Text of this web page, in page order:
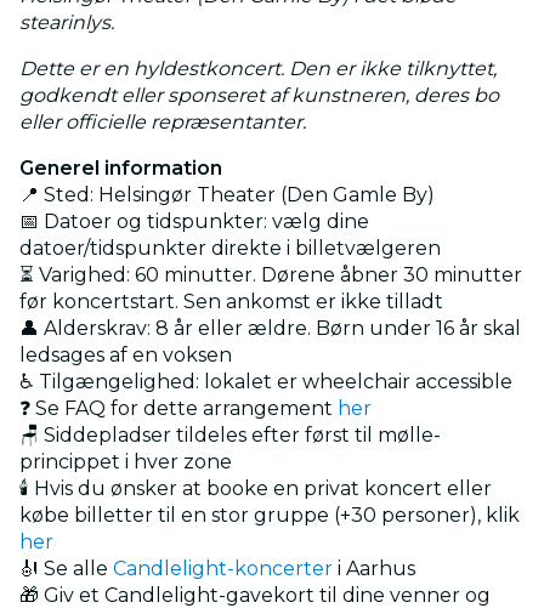
stearinlys.
Dette er en hyldestkoncert. Den er ikke tilknyttet,
godkendt eller sponseret af kunstneren, deres bo
eller officielle repræsentanter.
Generel information
📍 Sted: Helsingør Theater (Den Gamle By)
📅 Datoer og tidspunkter: vælg dine
datoer/tidspunkter direkte i billetvælgeren
⏳ Varighed: 60 minutter. Dørene åbner 30 minutter
før koncertstart. Sen ankomst er ikke tilladt
👤 Alderskrav: 8 år eller ældre. Børn under 16 år skal
ledsages af en voksen
♿ Tilgængelighed: lokalet er wheelchair accessible
❓ Se FAQ for dette arrangement her
🪑 Siddepladser tildeles efter først til mølle-
princippet i hver zone
🕯️ Hvis du ønsker at booke en privat koncert eller
købe billetter til en stor gruppe (+30 personer), klik
her
🎻 Se alle Candlelight-koncerter i Aarhus
🎁 Giv et Candlelight-gavekort til dine venner og